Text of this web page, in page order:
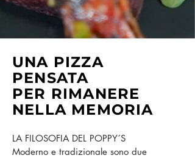
UNA PIZZA
PENSATA
PER RIMANERE
NELLA MEMORIA
LA FILOSOFIA DEL POPPY´S
Moderno e tradizionale sono due